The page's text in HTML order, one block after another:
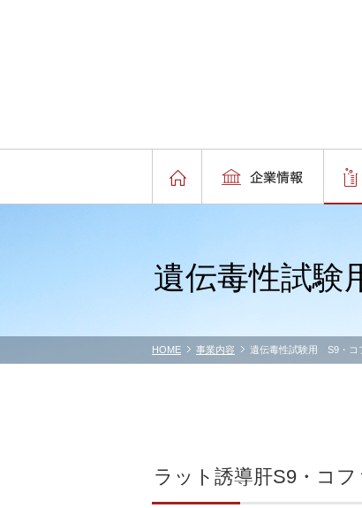
遺伝毒性試
HOME 事業内容 遺伝毒性試験用 S9・コ
ラット誘導肝S9・コ